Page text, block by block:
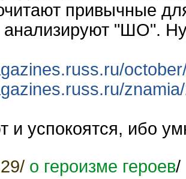
привычные
анализируют "ШО".
и успокоятся, ибо
о героизме героев/